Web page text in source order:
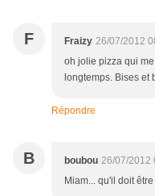
F Fraizy 26/07/2012
oh jolie pizza qui
longtemps. Bises et
Répondre
B boubou 26/07/2012
Miam... qu'il doit